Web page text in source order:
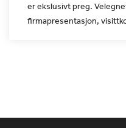
erekslusivt preg.
firmapresentasjon,